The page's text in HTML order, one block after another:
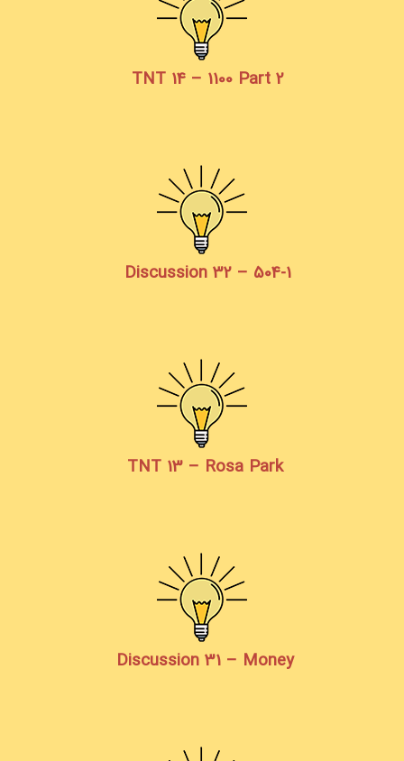
TNT 14 – 1100 Part 2
Discussion 32 – 504-1
TNT 13 – Rosa Park
Discussion 31 – Money